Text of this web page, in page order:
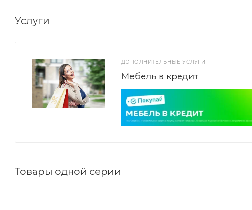
Услуги
ДОПОЛНИТЕЛЬНЫЕ УСЛУГИ
Мебель в кредит
Товары одной серии